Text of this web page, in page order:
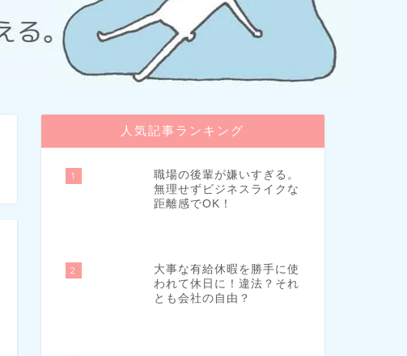
人気記事ランキング
1
職場の後輩が嫌いすぎる。
無理せずビジネスライクな
距離感でOK！
2
大事な有給休暇を勝手に使
われて休日に！違法？それ
とも会社の自由？